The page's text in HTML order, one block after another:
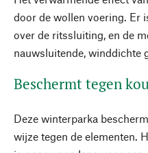
door de wollen voering. Er
over de ritssluiting, en de
nauwsluitende, winddichte
Beschermt tegen
Deze winterparka
wijze tegen de elementen.